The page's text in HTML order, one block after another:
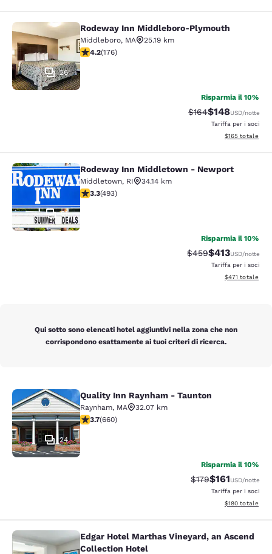
Rodeway Inn Middleboro-Plymouth
26
Rodeway Inn Middleboro-Plymouth
Middleboro, MA
25.19 km
Valutazione di 4.16 stelle. Molto buono. 176 recensioni
4.2(176)
Risparmia il 10%
Tariffa di barratura:
$164Tariffa
$148USD/notte
Tariffa per i soci
Visualizza i
$165 totale
Rodeway Inn Middletown -
51
Rodeway Inn Middletown - Newport
Middletown, RI
34.14 km
Valutazione di 3.26 stelle. Buono. 493 recensioni
3.3(493)
Risparmia il 10%
Tariffa di barratura:
$459Tariffa
$413USD/notte
Tariffa per i soci
Visualizza i
$471 totale
Qui sotto sono elencati hotel aggiuntivi nella zona che non
corrispondono esattamente ai tuoi criteri di ricerca.
Quality Inn Raynham - Taunton
24
Quality Inn Raynham - Taunton
Raynham, MA
32.07 km
Valutazione di 3.66 stelle. Buono. 660 recensioni
3.7(660)
Risparmia il 10%
Tariffa di
$179Tariffa
$161USD/notte
Tariffa per i soci
Visualizza i
$180 totale
Edgar Hotel Marthas Vineyard, an
Edgar Hotel Marthas Vineyard, an Ascend
Collection Hotel